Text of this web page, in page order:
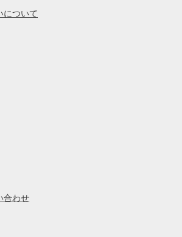
について
合わせ